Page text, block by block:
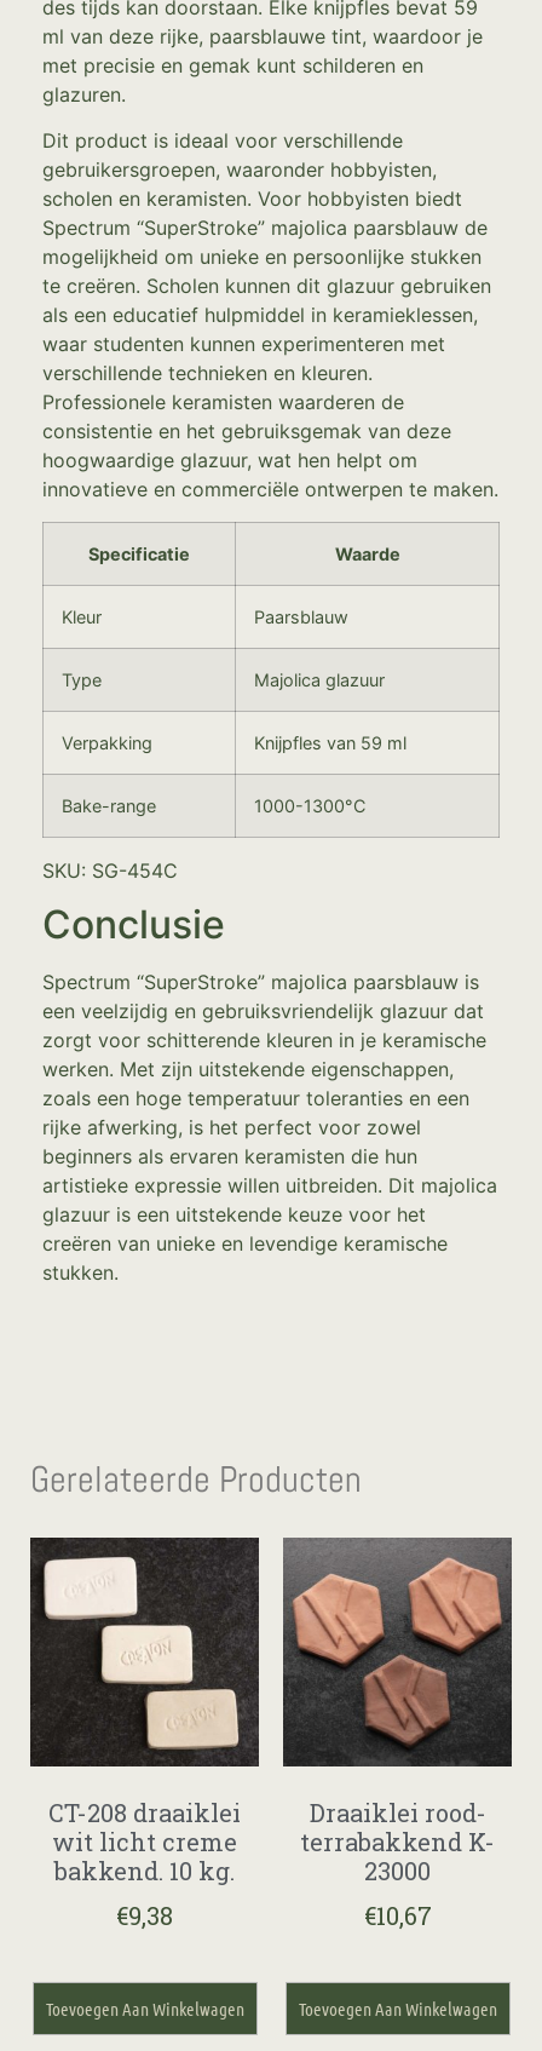
des tijds kan doorstaan. Elke knijpfles bevat 59
ml van deze rijke, paarsblauwe tint, waardoor je
met precisie en gemak kunt schilderen en
glazuren.
Dit product is ideaal voor verschillende
gebruikersgroepen, waaronder hobbyisten,
scholen en keramisten. Voor hobbyisten biedt
Spectrum “SuperStroke” majolica paarsblauw de
mogelijkheid om unieke en persoonlijke stukken
te creëren. Scholen kunnen dit glazuur gebruiken
als een educatief hulpmiddel in keramieklessen,
waar studenten kunnen experimenteren met
verschillende technieken en kleuren.
Professionele keramisten waarderen de
consistentie en het gebruiksgemak van deze
hoogwaardige glazuur, wat hen helpt om
innovatieve en commerciële ontwerpen te maken.
Specificatie Waarde
Kleur Paarsblauw
Type Majolica glazuur
Verpakking Knijpfles van 59 ml
Bake-range 1000-1300°C
SKU: SG-454C
Conclusie
Spectrum “SuperStroke” majolica paarsblauw is
een veelzijdig en gebruiksvriendelijk glazuur dat
zorgt voor schitterende kleuren in je keramische
werken. Met zijn uitstekende eigenschappen,
zoals een hoge temperatuur toleranties en een
rijke afwerking, is het perfect voor zowel
beginners als ervaren keramisten die hun
artistieke expressie willen uitbreiden. Dit majolica
glazuur is een uitstekende keuze voor het
creëren van unieke en levendige keramische
stukken.
Gerelateerde Producten
CT-208 draaiklei
wit licht creme
bakkend. 10 kg.
€9,38
Toevoegen Aan Winkelwagen
Draaiklei rood-
terrabakkend K-
23000
€10,67
Toevoegen Aan Winkelwagen